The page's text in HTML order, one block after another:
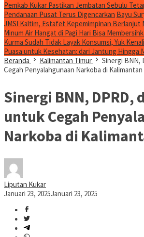
Pemkab Kukar Pastikan Jembatan Sebulu
Pendanaan Pusat Terus Digencarkan Bayu
JMSI Kaltim, Estafet Kepemimpinan Berlanjut
Minum Air Hangat di Pagi Hari Bisa
Kurma Sudah Tidak Layak Konsumsi, Yuk
Puasa untuk Kesehatan: dari Jantung Hingga
Beranda
Kalimantan Timur
Sinergi BNN,
Cegah Penyalahgunaan Narkoba di
Sinergi BNN, DPRD,
untuk Cegah
Narkoba di
Liputan Kukar
Januari 23, 2025Januari 23, 2025